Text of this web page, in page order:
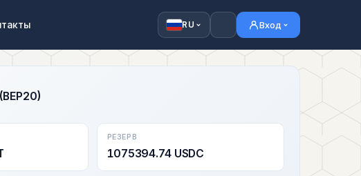
RU Вход
РЕЗЕРВ
1075394.74 USDC